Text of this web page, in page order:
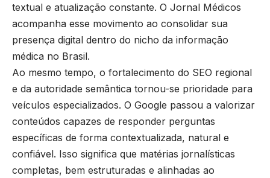
textual e atualização constante. O Jornal Médicos
acompanha esse movimento ao consolidar sua
presença digital dentro do nicho da informação
médica no Brasil.
Ao mesmo tempo, o fortalecimento do SEO regional
e da autoridade semântica tornou-se prioridade para
veículos especializados. O Google passou a valorizar
conteúdos capazes de responder perguntas
específicas de forma contextualizada, natural e
confiável. Isso significa que matérias jornalísticas
completas, bem estruturadas e alinhadas ao